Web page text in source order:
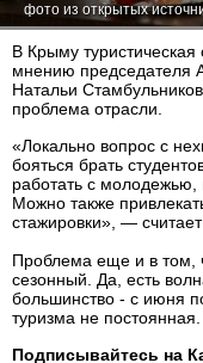
фото из открытых
В Крыму
мнению председателя
Натальи
проблема отрасли.
«Локально вопрос с
бояться брать
работать с молодежью,
Можно также
стажировки», —
Проблема еще и в том,
сезонный. Да, есть
большинство - с июня
туризма не постоянная.
Подписывайтесь на